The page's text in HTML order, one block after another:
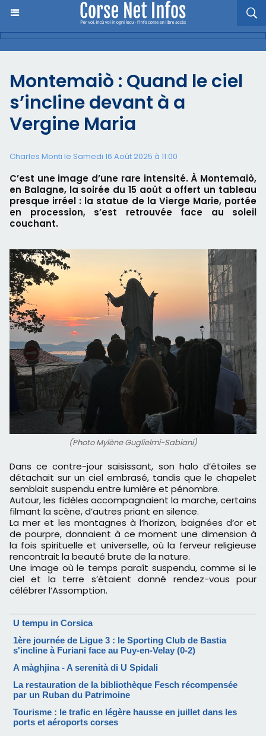
Montemaiò : Quand le ciel
s’incline devant à a
Vergine Maria
Charles Monti le Samedi 16 Août 2025 à 11:00
C’est une image d’une rare intensité. À Montemaiò,
en Balagne, la soirée du 15 août a offert un tableau
presque irréel : la statue de la Vierge Marie, portée
en procession, s’est retrouvée face au soleil
couchant.
(Photo Mylène Guglielmi-Sabiani)
Dans ce contre-jour saisissant, son halo d’étoiles se
détachait sur un ciel embrasé, tandis que le chapelet
semblait suspendu entre lumière et pénombre.
Autour, les fidèles accompagnaient la marche, certains
filmant la scène, d’autres priant en silence.
La mer et les montagnes à l’horizon, baignées d’or et
de pourpre, donnaient à ce moment une dimension à
la fois spirituelle et universelle, où la ferveur religieuse
rencontrait la beauté brute de la nature.
Une image où le temps paraît suspendu, comme si le
ciel et la terre s’étaient donné rendez-vous pour
célébrer l’Assomption.
U tempu in Corsica
1ère journée de Ligue 3 : le Sporting Club de Bastia
s'incline à Furiani face au Puy-en-Velay (0-2)
A màghjina - A serenità di U Spidali
La restauration de la bibliothèque Fesch récompensée
par un Ruban du Patrimoine
Tourisme : le trafic en légère hausse en juillet dans les
ports et aéroports corses